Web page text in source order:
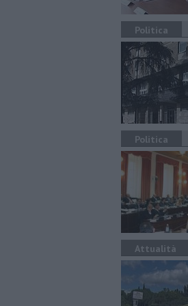
Politica
Politica
Attualità